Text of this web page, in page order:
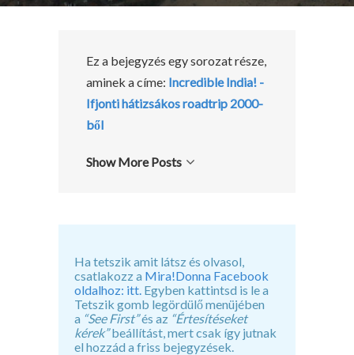
Ez a bejegyzés egy sorozat része,
aminek a címe: Incredible India! -
Ifjonti hátizsákos roadtrip 2000-
ből
Show More Posts
Ha tetszik amit látsz és olvasol,
csatlakozz a Mira!Donna Facebook
oldalhoz: itt. Egyben kattintsd is le a
Tetszik gomb legördülő menüjében
a “See First”és az “Értesítéseket
kérek”beállítást, mert csak így jutnak
el hozzád a friss bejegyzések.